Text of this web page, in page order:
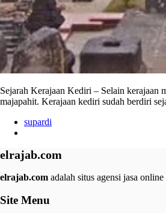
Sejarah Kerajaan Kediri – Selain kerajaan
majapahit. Kerajaan kediri sudah berdiri
supardi
elrajab.com
elrajab.com adalah situs agensi jasa
Site Menu